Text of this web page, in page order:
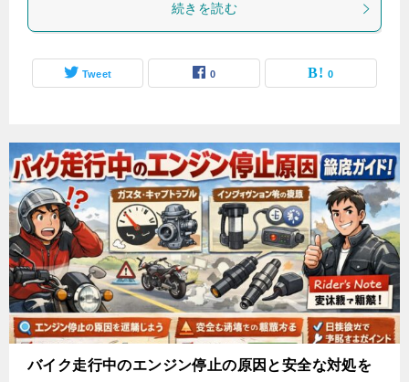
続きを読む
Tweet 0 0
バイク走行中のエンジン停止の原因と安全な対処を